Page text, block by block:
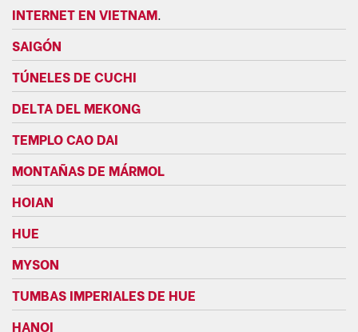
INTERNET EN VIETNAM
SAIGÓN
TÚNELES DE CUCHI
DELTA DEL MEKONG
TEMPLO CAO DAI
MONTAÑAS DE MÁRMOL
HOIAN
HUE
MYSON
TUMBAS IMPERIALES DE HUE
HANOI